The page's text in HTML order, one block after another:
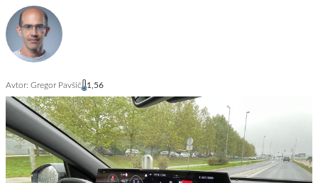
Avtor: Gregor Pavšič 1,56